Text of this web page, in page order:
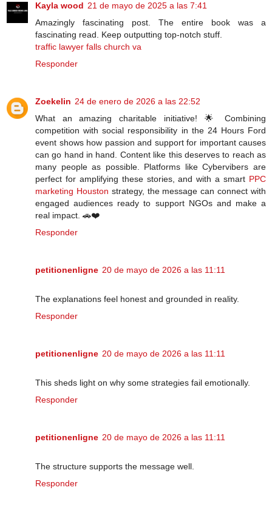
Kayla wood 21 de mayo de 2025 a las 7:41
Amazingly fascinating post. The entire book was a
fascinating read. Keep outputting top-notch stuff.
traffic lawyer falls church va
Responder
Zoekelin 24 de enero de 2026 a las 22:52
What an amazing charitable initiative! 🌟 Combining
competition with social responsibility in the 24 Hours Ford
event shows how passion and support for important causes
can go hand in hand. Content like this deserves to reach as
many people as possible. Platforms like Cybervibers are
perfect for amplifying these stories, and with a smart PPC
marketing Houston strategy, the message can connect with
engaged audiences ready to support NGOs and make a
real impact. 🚗❤️
Responder
petitionenligne 20 de mayo de 2026 a las 11:11
The explanations feel honest and grounded in reality.
Responder
petitionenligne 20 de mayo de 2026 a las 11:11
This sheds light on why some strategies fail emotionally.
Responder
petitionenligne 20 de mayo de 2026 a las 11:11
The structure supports the message well.
Responder